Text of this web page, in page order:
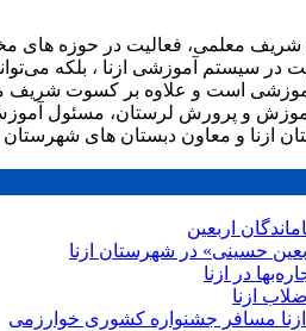
معلمی، فعالیت در حوزه های
در سیستم آموزشی ازنا ، بلکه
است و علاوه بر کسوت شریف
و پرورش لرستان، مسئول آموزش
و معاون دبستان های شهرستان
اربعین
حسینی» در شهرستان ازنا
در ازنا
ازنا
مسافر جشنواره کشوری خوارزمی